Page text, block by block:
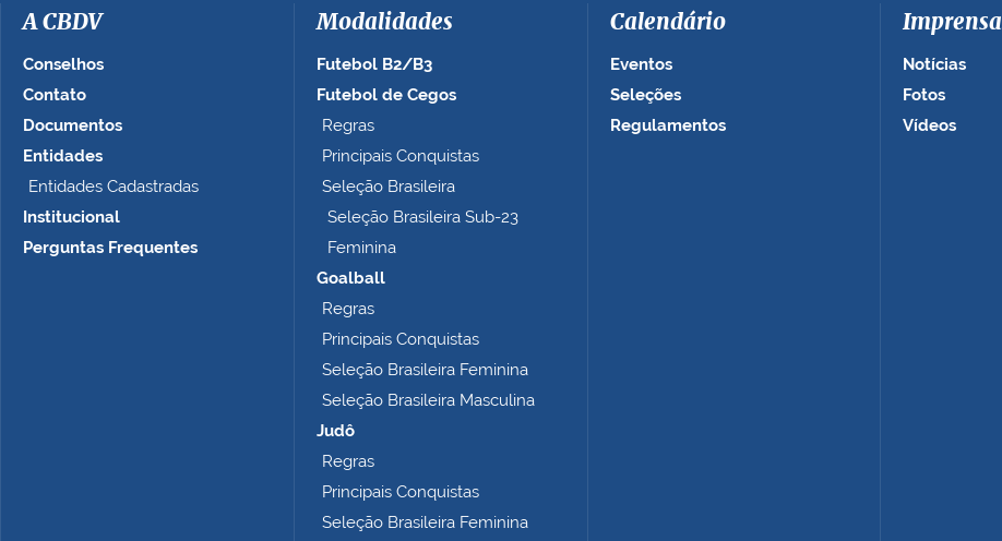
A CBDV
Conselhos
Contato
Documentos
Entidades
Entidades Cadastradas
Institucional
Perguntas Frequentes
Modalidades
Futebol B2/B3
Futebol de Cegos
Regras
Principais Conquistas
Seleção Brasileira
Seleção Brasileira Sub-23
Feminina
Goalball
Regras
Principais Conquistas
Seleção Brasileira Feminina
Seleção Brasileira Masculina
Judô
Regras
Principais Conquistas
Seleção Brasileira Feminina
Calendário
Eventos
Seleções
Regulamentos
Imprensa
Notícias
Fotos
Vídeos